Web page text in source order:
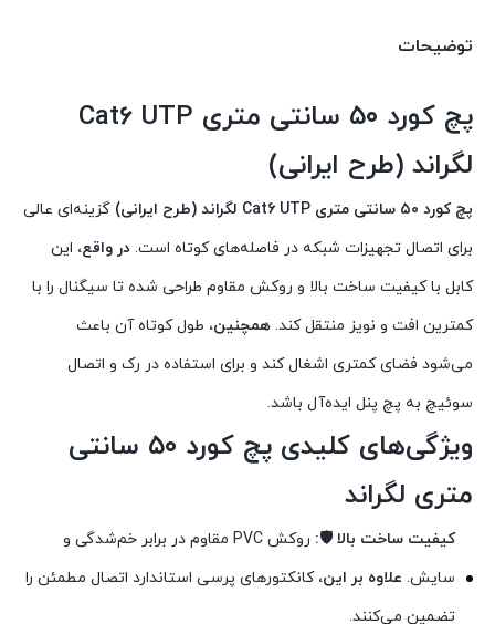
توضیحات
پچ کورد ۵۰ سانتی متری Cat6 UTP
لگراند (طرح ایرانی)
پچ کورد ۵۰ سانتی متری Cat6 UTP لگراند (طرح ایرانی)
گزینه‌ای عالی
برای اتصال تجهیزات شبکه در فاصله‌های کوتاه است. در واقع، این
کابل با کیفیت ساخت بالا و روکش مقاوم طراحی شده تا سیگنال را با
کمترین افت و نویز منتقل کند. همچنین، طول کوتاه آن باعث
می‌شود فضای کمتری اشغال کند و برای استفاده در رک و اتصال
سوئیچ به پچ پنل ایده‌آل باشد.
ویژگی‌های کلیدی پچ کورد ۵۰ سانتی
متری لگراند
کیفیت ساخت بالا 🛡️:
روکش PVC مقاوم در برابر خم‌شدگی و
سایش. علاوه بر این، کانکتورهای پرسی استاندارد اتصال مطمئن را
تضمین می‌کنند.